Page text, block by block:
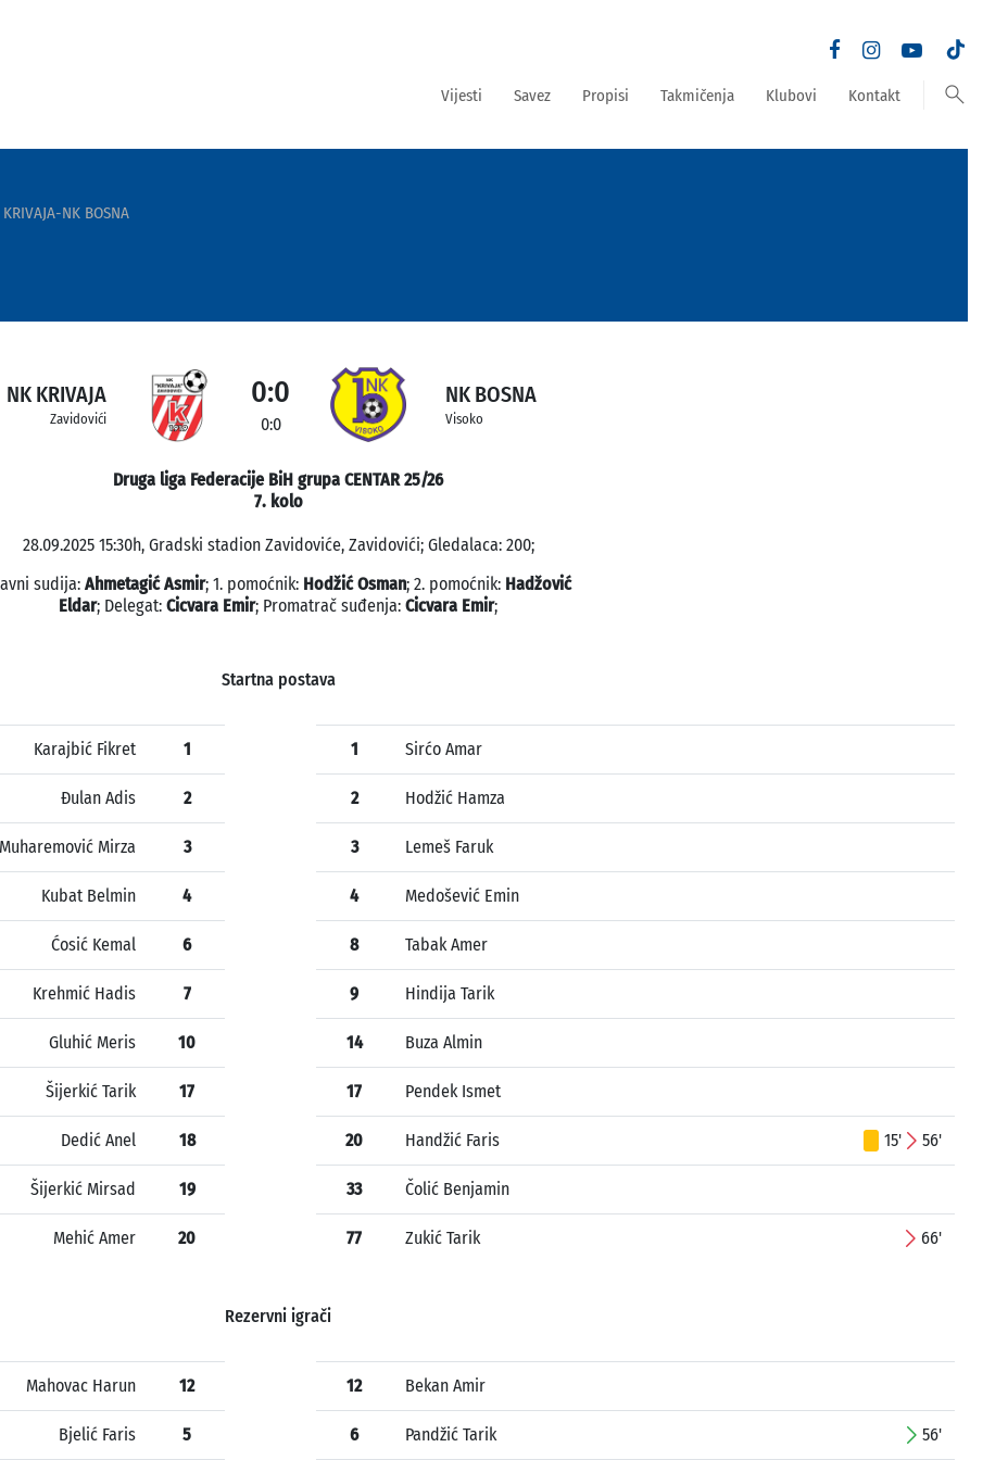
Vijesti Savez Propisi Takmičenja Klubovi Kontakt search
NK BOSNA
NK KRIVAJA
Zavidovići
0:0
0:0
NK BOSNA
Visoko
Druga liga Federacije BiH grupa CENTAR 25/26
7. kolo
28.09.2025 15:30h, Gradski stadion Zavidoviće, Zavidovići; Gledalaca: 200;
sudija: Ahmetagić Asmir; 1. pomoćnik: Hodžić Osman; 2. pomoćnik: Hadžović
Eldar; Delegat: Cicvara Emir; Promatrač suđenja: Cicvara Emir;
Startna postava
Karajbić Fikret 1
Đulan Adis 2
Muharemović Mirza 3
Kubat Belmin 4
Ćosić Kemal 6
Krehmić Hadis 7
Gluhić Meris 10
Šijerkić Tarik 17
Dedić Anel 18
Šijerkić Mirsad 19
Mehić Amer 20
1 Sirćo Amar
2 Hodžić Hamza
3 Lemeš Faruk
4 Medošević Emin
8 Tabak Amer
9 Hindija Tarik
14 Buza Almin
17 Pendek Ismet
20 Handžić Faris 15' 56'
33 Čolić Benjamin
77 Zukić Tarik 66'
Rezervni igrači
Mahovac Harun 12
Bjelić Faris 5
12 Bekan Amir
6 Pandžić Tarik 56'